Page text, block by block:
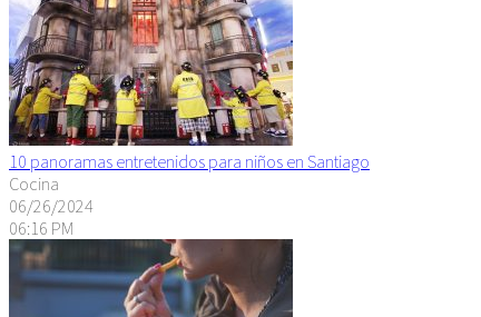
10 panoramas entretenidos para niños en Santiago
Cocina
06/26/2024
06:16 PM